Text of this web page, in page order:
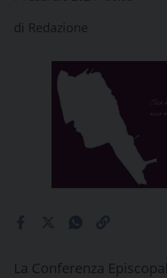
di Redazione
La Conferenza